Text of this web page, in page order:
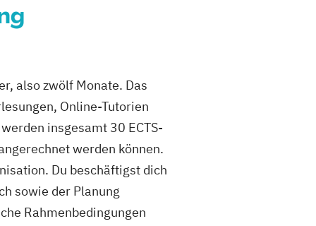
also zwölf Monate. Das
Online-Tutorien
insgesamt 30 ECTS-
werden können.
Du beschäftigst dich
sowie der Planung
Rahmenbedingungen